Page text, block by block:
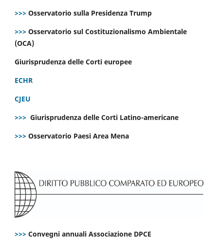
>>> Osservatorio sulla Presidenza Trump
>>> Osservatorio sul Costituzionalismo Ambientale
(OCA)
Giurisprudenza delle Corti europee
ECHR
CJEU
>>> Giurisprudenza delle Corti Latino-americane
>>> Osservatorio Paesi Area Mena
>>> Convegni annuali Associazione DPCE